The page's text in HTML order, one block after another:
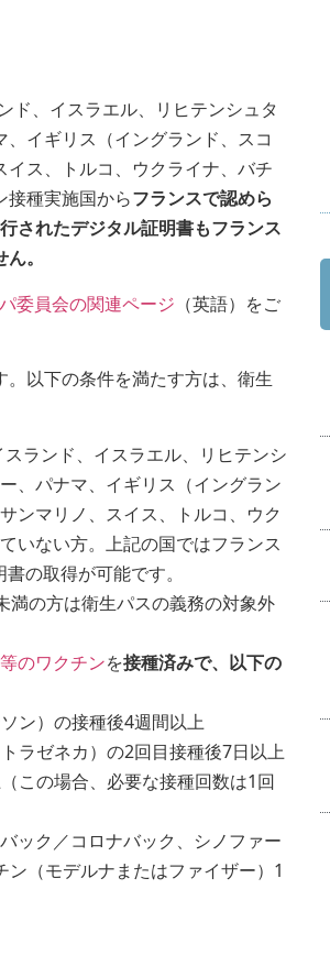
ド、イスラエル、リヒテンシュタ
イギリス（イングランド、スコ
ス、トルコ、ウクライナ、バチ
接種実施国からフランスで認めら
されたデジタル証明書もフランス
。
委員会の関連ページ （英語）をご
以下の条件を満たす方は、衛生
ランド、イスラエル、リヒテンシ
、パナマ、イギリス（イングラン
ンマリノ、スイス、トルコ、ウク
いない方。上記の国ではフランス
の取得が可能です。
満の方は衛生パスの義務の対象外
のワクチンを接種済みで、以下の
ン）の接種後4週間以上
ラゼネカ）の2回目接種後7日以上
この場合、必要な接種回数は1回
ック／コロナバック、シノファー
（モデルナまたはファイザー）1